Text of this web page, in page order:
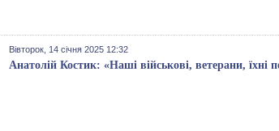
Вівторок, 14 січня 2025 12:32
Анатолій Костик: «Наші військові, ветерани, їхні